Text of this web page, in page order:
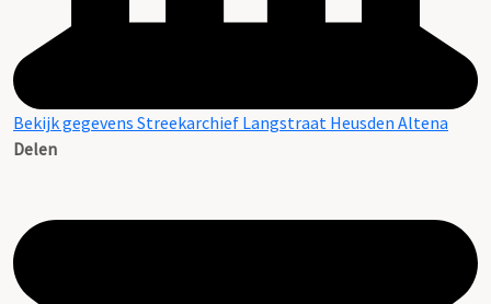
Bekijk gegevens Streekarchief Langstraat Heusden Altena
Delen